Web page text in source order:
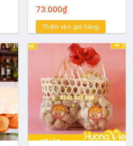
73.000₫
Thêm vào giỏ hàng